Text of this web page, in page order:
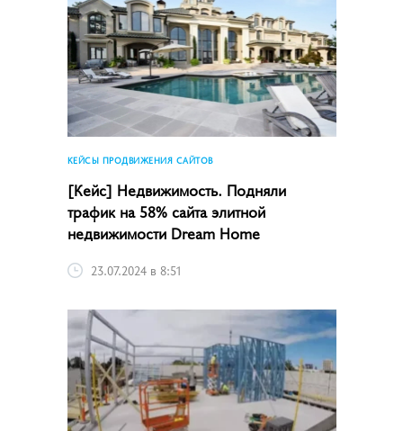
КЕЙСЫ ПРОДВИЖЕНИЯ САЙТОВ
[Кейс] Недвижимость. Подняли
трафик на 58% сайта элитной
недвижимости Dream Home
23.07.2024 в 8:51